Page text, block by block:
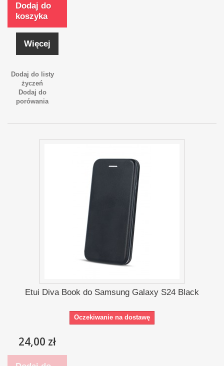
Dodaj do
koszyka
Więcej
Dodaj do listy
życzeń
Dodaj do
porówania
Etui Diva Book do Samsung Galaxy S24 Black
Oczekiwanie na dostawę
24,00 zł